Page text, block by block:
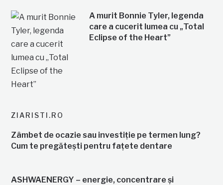
A murit Bonnie Tyler, legenda
care a cucerit lumea cu „Total
Eclipse of the Heart”
ZIARISTI.RO
Zâmbet de ocazie sau investiție pe termen lung?
Cum te pregătești pentru fațete dentare
ASHWAENERGY – energie, concentrare și